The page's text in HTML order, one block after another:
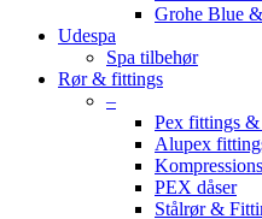
Grohe Blue
Udespa
Spa tilbehør
Rør & fittings
–
Pex fittings
Alupex
PEX dåser
Stålrør &